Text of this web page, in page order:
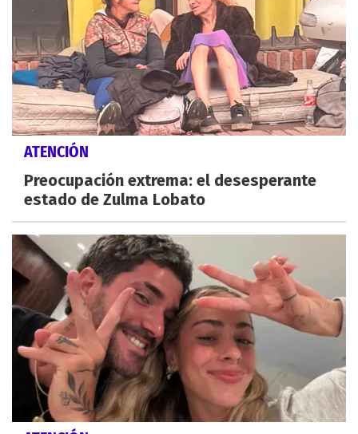
ATENCIÓN
Preocupación extrema: el desesperante
estado de Zulma Lobato